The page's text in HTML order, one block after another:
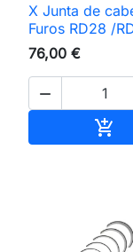
X Junta de
Furos RD28 /
76,00 €

